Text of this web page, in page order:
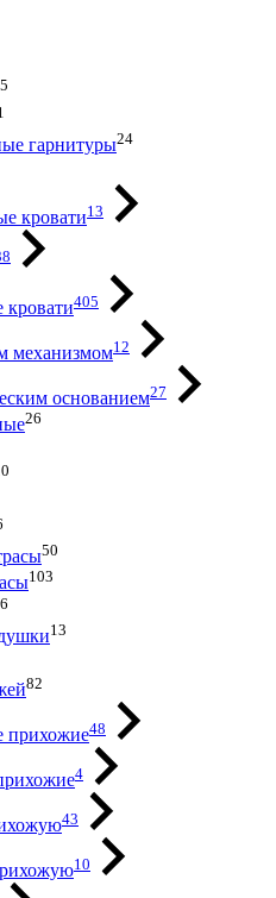
гарнитуры24
кровати13
кровати405
механизмом12
основанием27
26
50
103
13
82
прихожие48
4
43
10